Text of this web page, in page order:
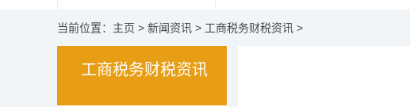
当前位置： 主页 > 新闻资讯 > 工商税务财税资讯 >
工商税务财税资讯